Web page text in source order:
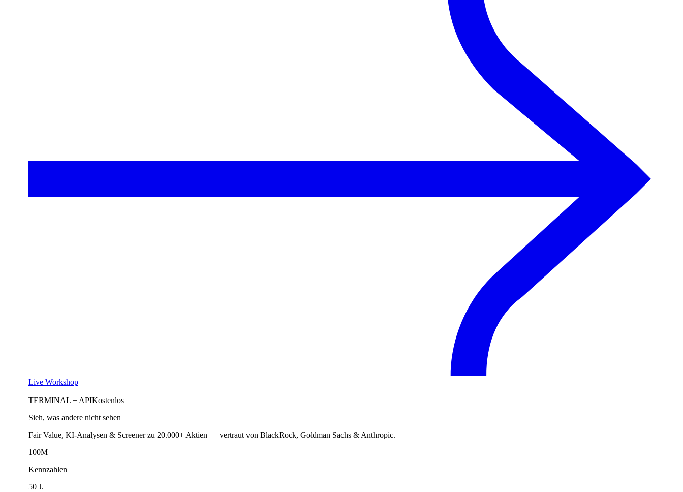
Live Workshop
TERMINAL + APIKostenlos
Sieh, was andere nicht sehen
Fair Value, KI-Analysen & Screener zu 20.000+ Aktien — vertraut von BlackRock, Goldman Sachs & Anthropic.
100M+
Kennzahlen
50 J.